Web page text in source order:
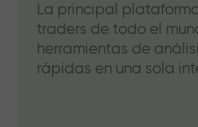
La principal
traders de todo el
herramientas de
rápidas en una sola